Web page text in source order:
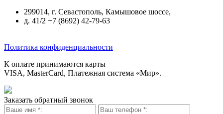
299014, г. Севастополь, Камышовое шоссе,
д. 41/2 +7 (8692) 42-79-63
Политика конфиденциальности
К оплате принимаются карты
VISA, MasterCard, Платежная система «Мир».
Заказать обратный звонок